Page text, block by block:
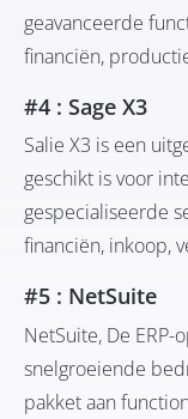
geavanceerde
financiën,
#4 : Sage X3
Salie X3 is een
geschikt is voor
gespecialiseerde
financiën, inkoop,
#5 : NetSuite
NetSuite, De
snelgroeiende
pakket aan